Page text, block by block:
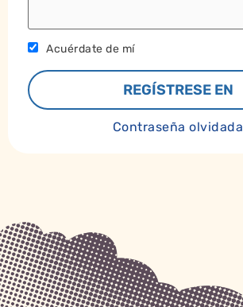
Acuérdate de mí
Contraseña olvidada